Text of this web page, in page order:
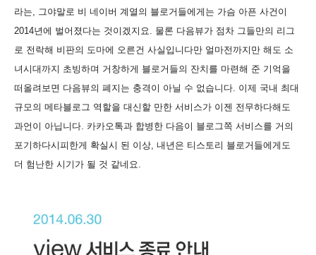
라는, 그야말로 비 네이버 계열의 블로거들에게는 가슴 아픈 사건이
2014년에 벌어졌다는 것이겠지요. 물론 다음뷰가 점차 그들만의 리그
로 전락해 비판의 도마에 오른건 사실입니다만 얼마전까지만 해도 소
녀시대까지 초빙하며 거창하게 블로거들의 잔치를 마련해 준 기억을
떠올려보면 다음뷰의 폐지는 충격이 아닐 수 없습니다. 이제 국내 최대
규모의 메타블로그 역할을 대신할 만한 서비스가 이젠 전무하다해도
과언이 아닙니다. 카카오톡과 합병한 다음이 블로그쪽 서비스를 거의
포기하다시피한게 확실시 된 이상, 내년은 티스토리 블로거들에게도
더 험난한 시기가 될 것 같네요.